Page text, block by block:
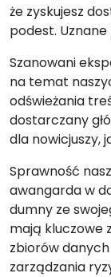
że zyskujesz
podest.
Szanowani
na temat
odświeżania
dostarczany
dla nowicjuszy,
Sprawność
awangarda w
dumny ze
mają kluczowe
zbiorów
zarządzania